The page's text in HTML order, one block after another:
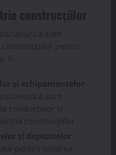
construcțiilor
sunt
construcțiilor pentru
fi:
și echipamentelor
sunt
conductelor și
construcțiilor.
și depozitelor
pentru izolarea